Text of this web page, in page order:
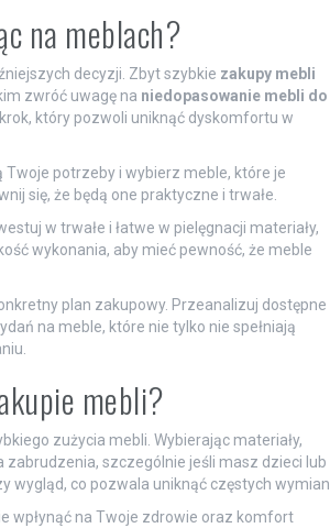
na meblach?
decyzji. Zbyt szybkie zakupy mebli
zwróć uwagę na niedopasowanie mebli do
który pozwoli uniknąć dyskomfortu w
Twoje potrzeby i wybierz meble, które je
się, że będą one praktyczne i trwałe.
w trwałe i łatwe w pielęgnacji materiały,
wykonania, aby mieć pewność, że meble
plan zakupowy. Przeanalizuj dostępne
na meble, które nie tylko nie spełniają
mebli?
zużycia mebli. Wybierając materiały,
zabrudzenia, szczególnie jeśli masz dzieci lub
wygląd, co pozwala uniknąć częstych wymian.
wpłynąć na Twoje zdrowie oraz komfort